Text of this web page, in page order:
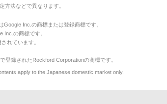
方法などで異なります。
Inc.の商標または登録商標です。
Inc.の商標です。
れています。
録されたRockford Corporationの商標です。
apply to the Japanese domestic market only.